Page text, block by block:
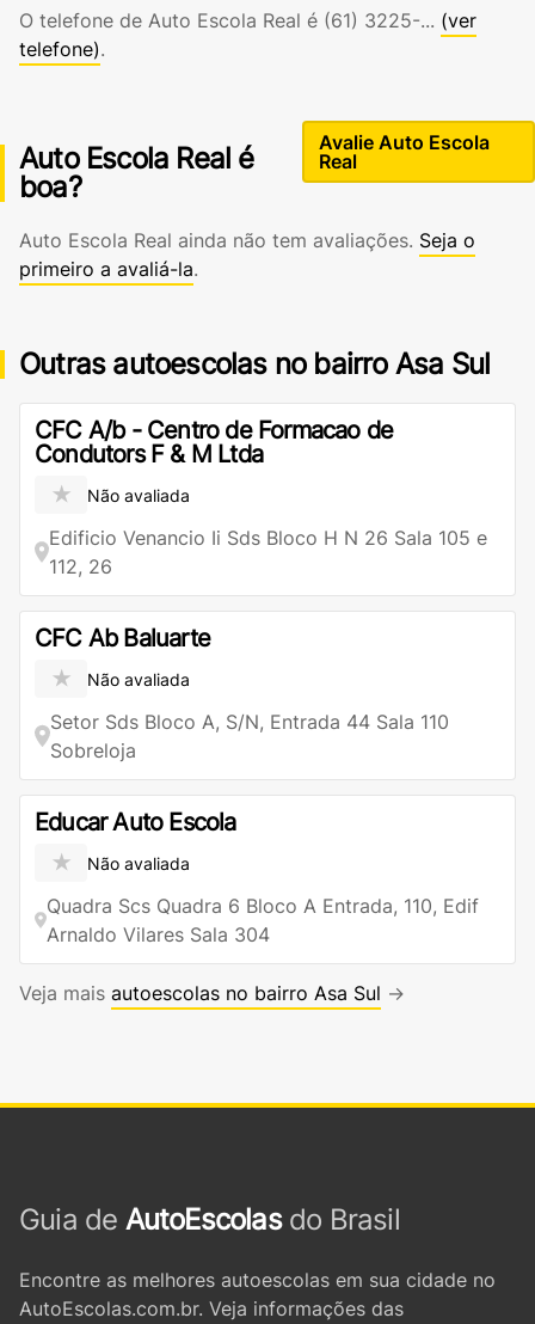
O telefone de Auto Escola Real é (61) 3225-... (ver
telefone).
Auto Escola Real é
boa?
Avalie Auto Escola
Real
Auto Escola Real ainda não tem avaliações. Seja o
primeiro a avaliá-la.
Outras autoescolas no bairro Asa Sul
CFC A/b - Centro de Formacao de
Condutors F & M Ltda
★ Não avaliada
Edificio Venancio Ii Sds Bloco H N 26 Sala 105 e
112, 26
CFC Ab Baluarte
★ Não avaliada
Setor Sds Bloco A, S/N, Entrada 44 Sala 110
Sobreloja
Educar Auto Escola
★ Não avaliada
Quadra Scs Quadra 6 Bloco A Entrada, 110, Edif
Arnaldo Vilares Sala 304
Veja mais autoescolas no bairro Asa Sul →
Guia de AutoEscolasdo Brasil
Encontre as melhores autoescolas em sua cidade no
AutoEscolas.com.br. Veja informações das